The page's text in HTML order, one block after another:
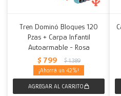
Tren Dominó Bloques 120
Pzas + Carpa Infantil
Autoarmable - Rosa
$ 799 $ 1.389
42